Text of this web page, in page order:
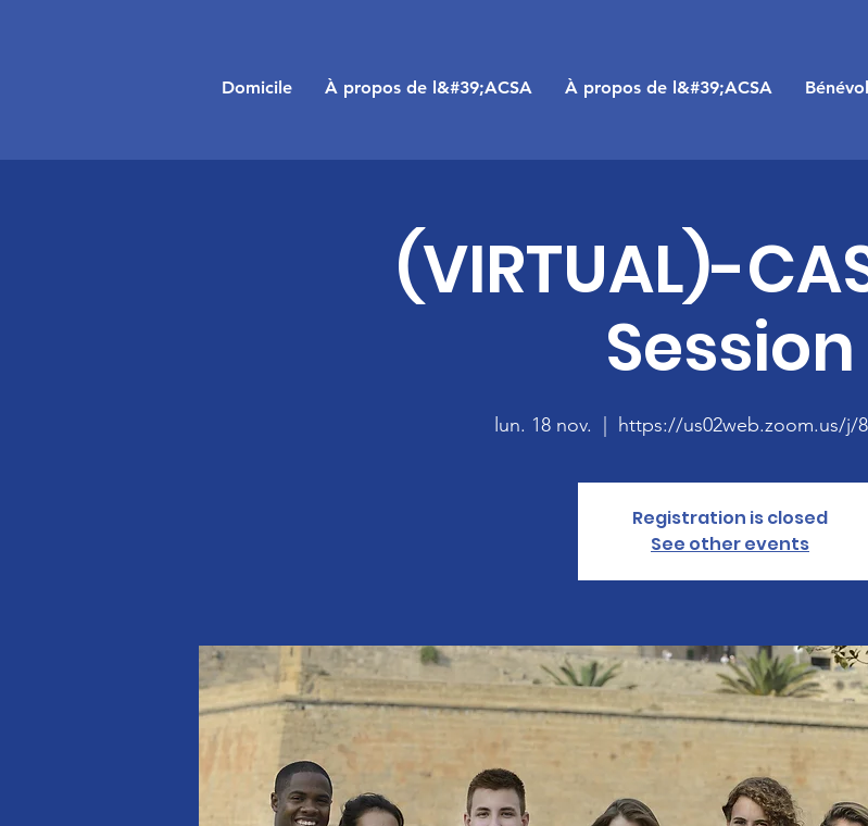
Domicile À propos de l&#39;ACSA À propos de l&#39;ACSA
(VIRTUAL)-
Session
lun. 18 nov. https://us02web.zoom.us/j/
Registration is closed
See other events